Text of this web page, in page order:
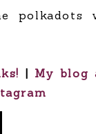
polkadots
My blog